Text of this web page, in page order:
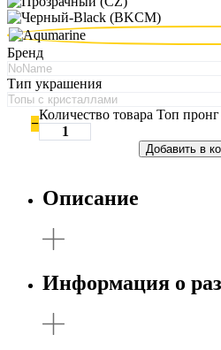
Бренд
Тип украшения
−
Количество товара Топ
Добавить в
Описание
Информация о